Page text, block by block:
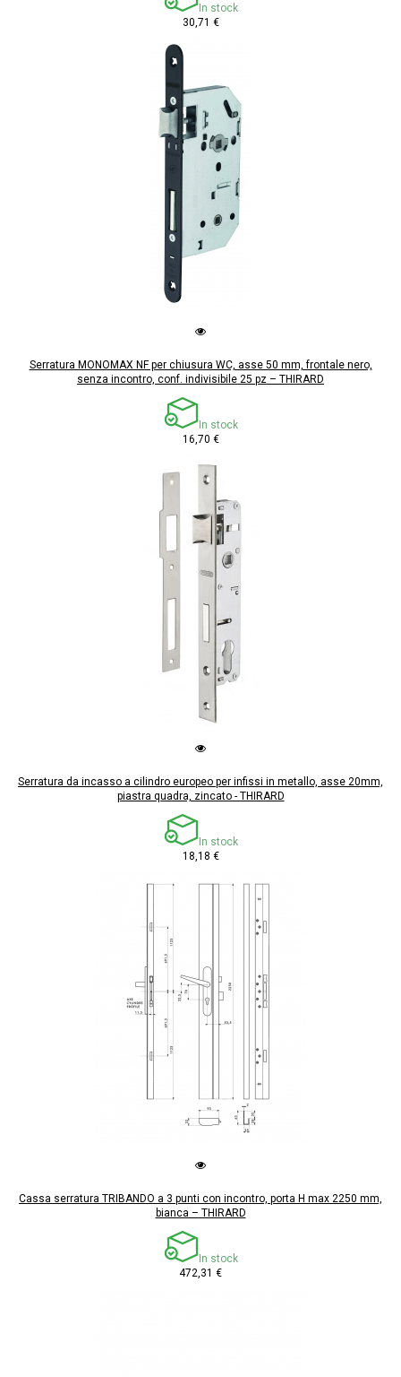
In stock
30,71 €
Serratura MONOMAX NF per chiusura WC, asse 50 mm, frontale nero,
senza incontro, conf. indivisibile 25 pz – THIRARD
In stock
16,70 €
Serratura da incasso a cilindro europeo per infissi in metallo, asse 20mm,
piastra quadra, zincato - THIRARD
In stock
18,18 €
Cassa serratura TRIBANDO a 3 punti con incontro, porta H max 2250 mm,
bianca – THIRARD
In stock
472,31 €